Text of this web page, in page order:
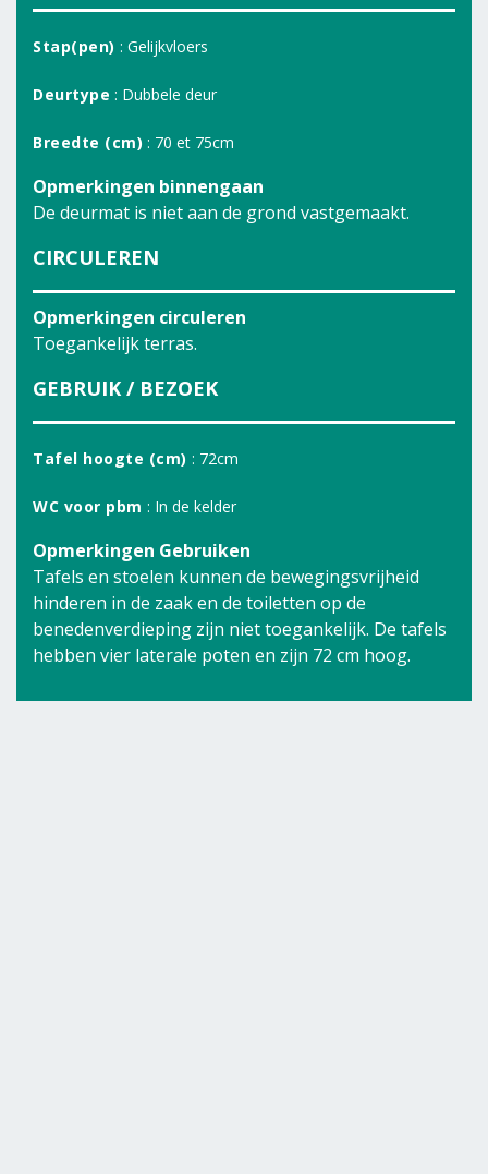
Stap(pen) : Gelijkvloers
Deurtype : Dubbele deur
Breedte (cm) : 70 et 75cm
Opmerkingen binnengaan
De deurmat is niet aan de grond vastgemaakt.
CIRCULEREN
Opmerkingen circuleren
Toegankelijk terras.
GEBRUIK / BEZOEK
Tafel hoogte (cm) : 72cm
WC voor pbm : In de kelder
Opmerkingen Gebruiken
Tafels en stoelen kunnen de bewegingsvrijheid
hinderen in de zaak en de toiletten op de
benedenverdieping zijn niet toegankelijk. De tafels
hebben vier laterale poten en zijn 72 cm hoog.